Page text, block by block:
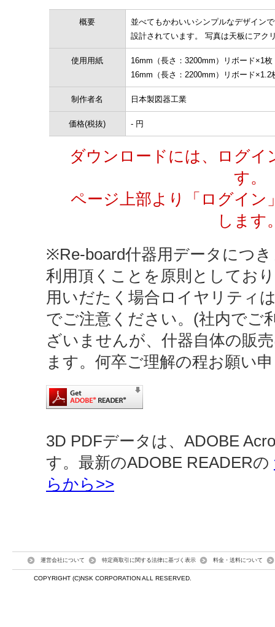
概要
並べてもかわいいシンプルなデザイン
設計されています。 写真は天板にアク
使用用紙
16mm（長さ：3200mm）リボード×1枚
16mm（長さ：2200mm）リボード×1.2
制作者名 日本製図器工業
価格(税抜) - 円
ダウンロードには、ログイ
す。
ページ上部より「ログイン
します
※Re-board什器用データにつ
利用頂くことを原則としてお
用いだたく場合ロイヤリティ
でご注意ください。(社内でご
ざいませんが、什器自体の販
ます。何卒ご理解の程お願い
3D PDFデータは、ADOBE
す。最新のADOBE READERの
らから>>
運営会社について 特定商取引に関する法律に基づく表示 料金・送料について
COPYRIGHT (C)NSK CORPORATION ALL RESERVED.